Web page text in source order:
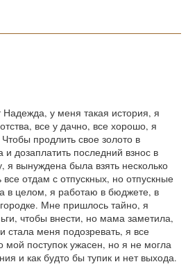
Надежда, у меня такая история, я
все у дачно, все хорошо, я
продлить свое золото в
дозаплатить последний взнос в
я вынуждена была взять несколько
отдам с отпускных, но отпускные
в целом, я работаю в бюджете, в
Мне пришлось тайно, я
чтобы внести, но мама заметила,
стала меня подозревать, я все
поступок ужасен, но я не могла
и как будто бы тупик и нет выхода.